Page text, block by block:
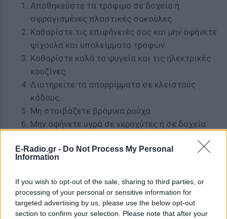
E-Radio.gr - Do Not Process My Personal
Information
If you wish to opt-out of the sale, sharing to third parties, or
processing of your personal or sensitive information for
targeted advertising by us, please use the below opt-out
section to confirm your selection. Please note that after your
Αποθηκεύστε τα τρόφιμα σε δοχεία ή
σφραγισμένες πλαστικές σακούλες.
Καθαρίστε τις επιφάνειές σας και μην αφήνετε
ψίχουλα και υπολείμματα τροφών.
Καθαρίστε καλά τα ψυγεία και τις ηλεκτρικές
κουζίνες.
Διατηρείτε τα απορρίμματα σε κλειστούς
κάδους.
Μη στοιβάζετε βρόμικα ρούχα.
Μην αφήνετε υγρά σε νεροχύτες ή σε δοχεία